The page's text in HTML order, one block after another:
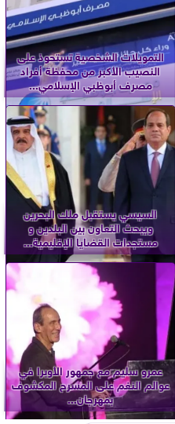
التمويلات الشخصية تستحوذ على
النصيب الأكبر من محفظة أفراد
مصرف أبوظبي الإسلامي...
السيسي يستقبل ملك البحرين
ويبحث التعاون بين البلدين و
مستجدات القضايا الإقليمية...
عمرو سليم مع جمهور الأوبرا في
عوالم النغم على المسرح المكشوف
بمهرجان...